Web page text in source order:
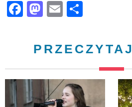
Facebook
Mastodon
Email